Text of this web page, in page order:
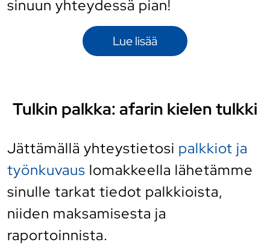
sinuun yhteydessä pian!
Lue lisää
Tulkin palkka: afarin kielen tulkki
Jättämällä yhteystietosi palkkiot ja
työnkuvaus lomakkeella lähetämme
sinulle tarkat tiedot palkkioista,
niiden maksamisesta ja
raportoinnista.